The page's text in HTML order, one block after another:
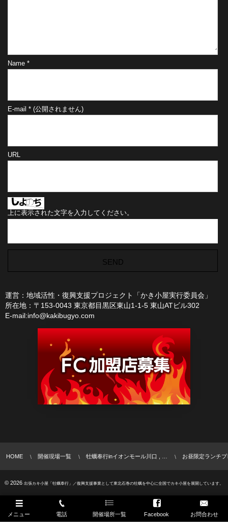
Name *
E-mail * (公開されません)
URL
上に表示された文字を入力してください。
運営：地域活性・復興支援プロジェクト「かき小屋実行委員会」
所在地：〒153-0043 東京都目黒区東山1-1-5 東山ATビル302
E-mail:info@kakibugyo.com
HOME 開催現場一覧 牡蠣奉行inイオンモール川口 , … お昼限定ランチ
© 2026 出張カキ小屋「牡蠣奉行」／復興支援事業として東北石巻の牡蠣を中心に全国でカキ小屋を展開しています。
メニュー 電話 開催場所一覧 Facebook お問合わせ